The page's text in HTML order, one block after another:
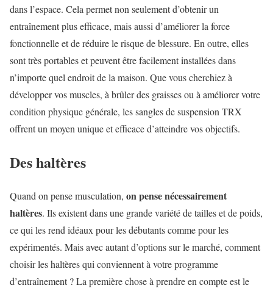
dans l’espace. Cela permet non seulement d’obtenir un
entraînement plus efficace, mais aussi d’améliorer la force
fonctionnelle et de réduire le risque de blessure. En outre, elles
sont très portables et peuvent être facilement installées dans
n’importe quel endroit de la maison. Que vous cherchiez à
développer vos muscles, à brûler des graisses ou à améliorer votre
condition physique générale, les sangles de suspension TRX
offrent un moyen unique et efficace d’atteindre vos objectifs.
Des haltères
Quand on pense musculation, on pense nécessairement
haltères. Ils existent dans une grande variété de tailles et de poids,
ce qui les rend idéaux pour les débutants comme pour les
expérimentés. Mais avec autant d’options sur le marché, comment
choisir les haltères qui conviennent à votre programme
d’entraînement ? La première chose à prendre en compte est le